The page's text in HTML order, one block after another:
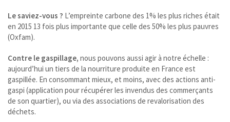
Le saviez-vous ? L’empreinte carbone des 1% les plus riches était
en 2015 13 fois plus importante que celle des 50% les plus pauvres
(Oxfam).
Contre le gaspillage, nous pouvons aussi agir à notre échelle :
aujourd’hui un tiers de la nourriture produite en France est
gaspillée. En consommant mieux, et moins, avec des actions anti-
gaspi (application pour récupérer les invendus des commerçants
de son quartier), ou via des associations de revalorisation des
déchets.